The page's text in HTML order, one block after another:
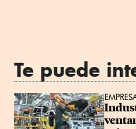
Te puede